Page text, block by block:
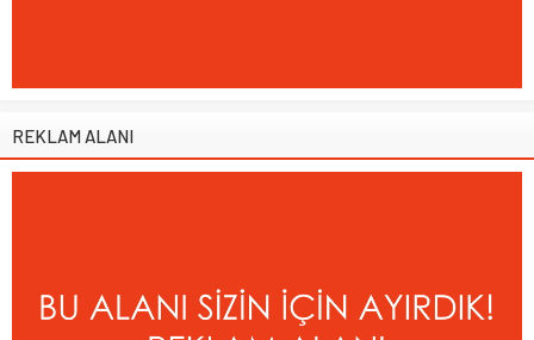
REKLAM ALANI